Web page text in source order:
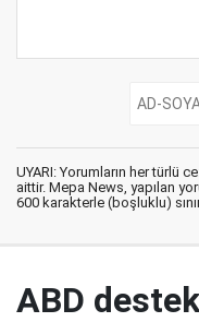
UYARI: Yorumların her türlü
aittir. Mepa News, yapılan
600 karakterle (boşluklu)
ABD